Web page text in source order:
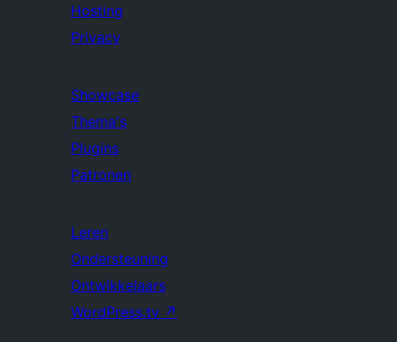
Hosting
Privacy
Showcase
Thema's
Plugins
Patronen
Leren
Ondersteuning
Ontwikkelaars
WordPress.tv ↗